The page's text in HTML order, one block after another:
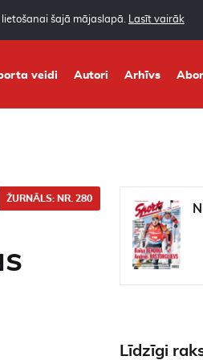
šajā mājaslapā. Lasīt vairāk
veidi Autori Arhīvs
ŽURNĀLS: NR. 280
Līdzīgi